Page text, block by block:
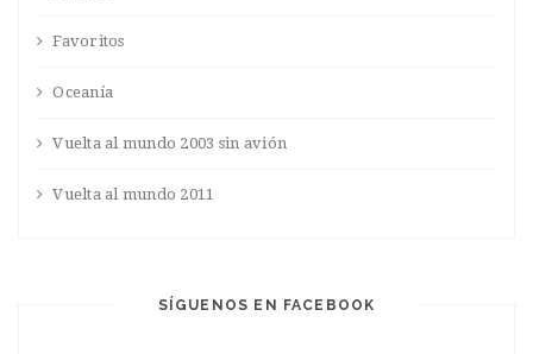
Favoritos
Oceanía
Vuelta al mundo 2003 sin avión
Vuelta al mundo 2011
SÍGUENOS EN FACEBOOK